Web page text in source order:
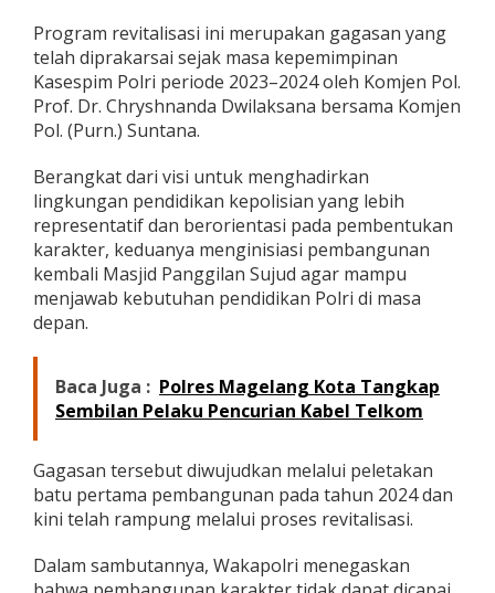
a
b
a
n
d
i
L
n
g
k
u
n
g
a
n
d
i
i
k
a
n
o
Program revitalisasi ini merupakan gagasan yang
telah diprakarsai sejak masa kepemimpinan
Kasespim Polri periode 2023–2024 oleh Komjen Pol.
Prof. Dr. Chryshnanda Dwilaksana bersama Komjen
Pol. (Purn.) Suntana.
Berangkat dari visi untuk menghadirkan
lingkungan pendidikan kepolisian yang lebih
representatif dan berorientasi pada pembentukan
karakter, keduanya menginisiasi pembangunan
kembali Masjid Panggilan Sujud agar mampu
menjawab kebutuhan pendidikan Polri di masa
depan.
Baca Juga : Polres Magelang Kota Tangkap
Sembilan Pelaku Pencurian Kabel Telkom
Gagasan tersebut diwujudkan melalui peletakan
batu pertama pembangunan pada tahun 2024 dan
kini telah rampung melalui proses revitalisasi.
Dalam sambutannya, Wakapolri menegaskan